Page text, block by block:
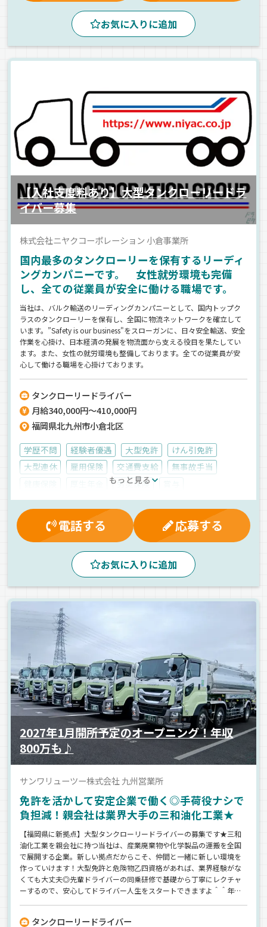
ドライブレコーダー
拠点多数 地場
建材
正社員お気に入りに追加
【入社支度料あり】大型タンクローリードラ
イバー募集
株式会社ニヤクコーポレーション 小倉事業所
国内最多のタンクローリーを保有するリーディ
ングカンパニーです。 女性就労環境も完備
し、全ての従業員が安全に働ける職場です。
当社は、バルク輸送のリーディングカンパニーとして、国内トップク
ラスのタンクローリーを保有し、全国に物流ネットワークを確立して
います。”Safety is our business"をスローガンに、日々安全輸送、安全
作業を心掛け、日本経済の発展を物流面から支える役目を果たしてい
ます。また、女性の就労環境も整備しております。全ての従業員が安
心して働ける職場を心掛けております。
タンクローリードライバー
月給340,000円～410,000円
福岡県北九州市小倉北区
学歴不問 経験者優遇 大型免許
けん引免許
大型連休
雇用保険 交通費支給
無事故手当
労災保険
制服・作業着貸与
有給休暇 退職金制度
朝
昼 夕方 拠点多数
危険物
タンクローリー
正社員
もっと見る
電話する 応募する
お気に入りに追加
2027年1月開所予定のオープニング！年収
800万も♪
サンワリューツー株式会社 九州営業所
免許を活かして安定企業で働く◎手荷役ナシで
負担減！親会社は業界大手の三和油化工業★
【福岡県に新拠点】大型タンクローリードライバーの募集です★三和
油化工業を親会社に持つ当社は、産業廃棄物や化学製品の運搬を全国
で展開する企業。新しい拠点だからこそ、仲間と一緒に新しい環境を
作っていけます！大型免許と危険物乙四資格があれば、業界経験がな
くても大丈夫◎先輩ドライバーの同乗研修で基礎から丁寧にレクチャ
ーするので、安心してドライバー人生をスタートできますよ＾＾年間
実現できる環境が整っています♪
タンクローリードライバー